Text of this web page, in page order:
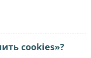
cookies»?